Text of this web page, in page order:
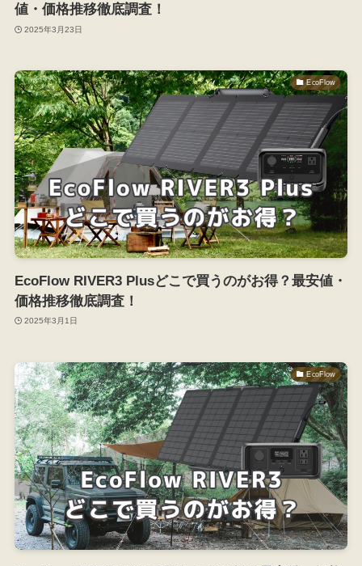
値・価格推移徹底調査！
2025年3月23日
EcoFlow
EcoFlow RIVER3 Plusどこで買うのがお得？最安値・
価格推移徹底調査！
2025年3月1日
EcoFlow